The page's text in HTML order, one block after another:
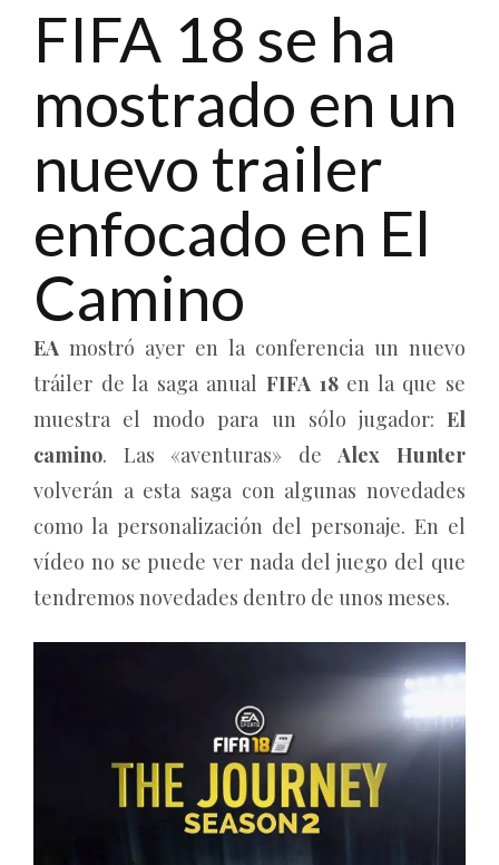
FIFA 18 se ha
mostrado en un
nuevo trailer
enfocado en El
Camino
EA mostró ayer en la conferencia un nuevo
tráiler de la saga anual FIFA 18en la que se
muestra el modo para un sólo jugador: El
camino. Las «aventuras» deAlex Hunter
volverán a esta saga con algunas novedades
como la personalización del personaje. En el
vídeo no se puede ver nada del juego del que
tendremos novedades dentro de unos meses.